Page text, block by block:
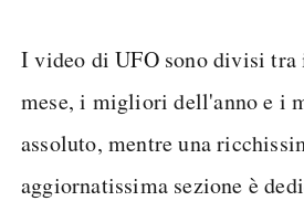
I video di UFO sono divisi
mese, i migliori dell'anno e i
assoluto, mentre una
aggiornatissima sezione è